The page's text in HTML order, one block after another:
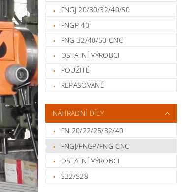
FNGJ 20/30/32/40/50
FNGP 40
FNG 32/40/50 CNC
OSTATNÍ VÝROBCI
POUŽITÉ
REPASOVANÉ
NÁHRADNÍ DÍLY
FN 20/22/25/32/40
FNGJ/FNGP/FNG CNC
OSTATNÍ VÝROBCI
S32/S28